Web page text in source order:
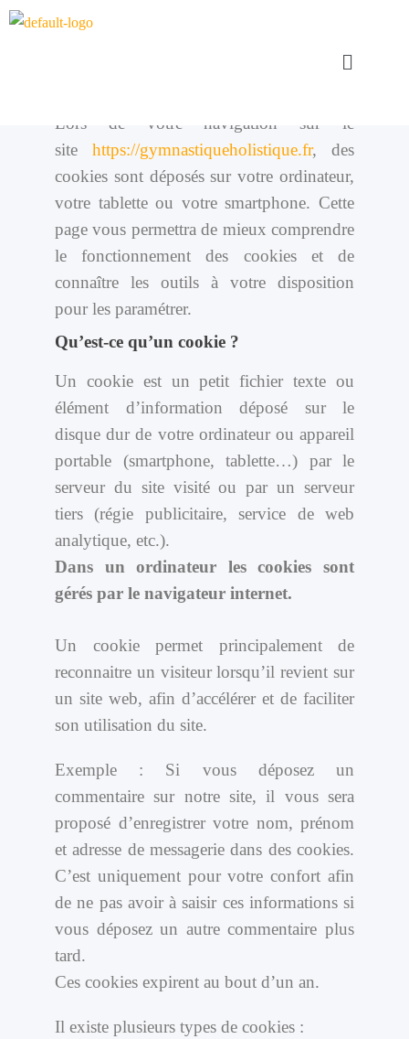
Lors de votre navigation sur le
site https://gymnastiqueholistique.fr, des
cookies sont déposés sur votre ordinateur,
votre tablette ou votre smartphone. Cette
page vous permettra de mieux comprendre
le fonctionnement des cookies et de
connaître les outils à votre disposition
pour les paramétrer.
Qu’est-ce qu’un cookie ?
Un cookie est un petit fichier texte ou
élément d’information déposé sur le
disque dur de votre ordinateur ou appareil
portable (smartphone, tablette…) par le
serveur du site visité ou par un serveur
tiers (régie publicitaire, service de web
analytique, etc.).
Dans un ordinateur les cookies sont
gérés par le navigateur internet.
Un cookie permet principalement de
reconnaitre un visiteur lorsqu’il revient sur
un site web, afin d’accélérer et de faciliter
son utilisation du site.
Exemple : Si vous déposez un
commentaire sur notre site, il vous sera
proposé d’enregistrer votre nom, prénom
et adresse de messagerie dans des cookies.
C’est uniquement pour votre confort afin
de ne pas avoir à saisir ces informations si
vous déposez un autre commentaire plus
tard.
Ces cookies expirent au bout d’un an.
Il existe plusieurs types de cookies :